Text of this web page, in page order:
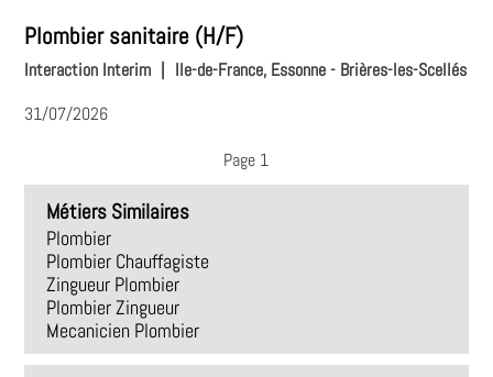
Plombier sanitaire (H/F)
Interaction Interim | Ile-de-France, Essonne - Brières-les-Scellés
31/07/2026
Page 1
Métiers Similaires
Plombier
Plombier Chauffagiste
Zingueur Plombier
Plombier Zingueur
Mecanicien Plombier